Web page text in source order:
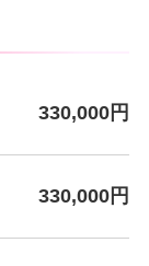
330,000円
330,000円